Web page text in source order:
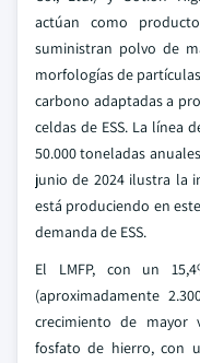
actúan como
suministran polvo de
morfologías de
carbono adaptadas a
celdas de ESS. La línea
50.000 toneladas
junio de 2024 ilustra la
está produciendo en
demanda de ESS.
El LMFP, con un
(aproximadamente
crecimiento de mayor
fosfato de hierro, con